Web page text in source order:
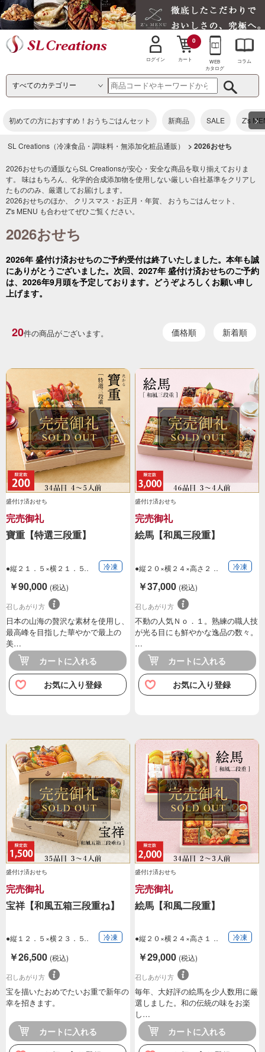
ログイン カート
0
WEB
カタログ
コラム
初めての方におすすめ！おうちごはんセット 新商品 SALE Z's >
SL Creations（冷凍食品・調味料・無添加化粧品通販） > 2026おせち
2026おせちの通販ならSL Creationsが安心・安全な商品を取り揃えておりま
す。 味はもちろん、化学的合成添加物を使用しない厳しい自社基準をクリアし
たもののみ、厳選してお届けします。
2026おせちのほか、 クリスマス・お正月・年賀、 おうちごはんセット 、
Z's MENU も合わせてぜひご覧ください。
2026おせち
2026年 盛付け済おせちのご予約受付は終了いたしました。本年も誠
にありがとうございました。次回、2027年 盛付け済おせちのご予約
は、2026年9月頭を予定しております。どうぞよろしくお願い申し
上げます。
20件の商品がございます。 価格順 新着順
盛付け済おせち
完売御礼
寶重【特選三段重】
●縦２１．５×横２１．５
冷凍
￥90,000 (税込)
召しあがり方
日本の山海の贅沢な素材を使用し、
最高峰を目指した華やかで最上の
美…
カートに入れる
お気に入り登録
盛付け済おせち
完売御礼
絵馬【和風三段重】
●縦２０×横２４×高さ２
冷凍
￥37,000 (税込)
召しあがり方
不動の人気Ｎｏ．１。熟練の職人技
が光る目にも鮮やかな逸品の数々。
…
カートに入れる
お気に入り登録
盛付け済おせち
完売御礼
宝祥【和風五箱三段重ね】
●縦１２．５×横２３．５
冷凍
￥26,500 (税込)
召しあがり方
宝を描いたおめでたいお重で新年の
幸を招きます。
カートに入れる
盛付け済おせち
完売御礼
絵馬【和風二段重】
●縦２０×横２４×高さ１
冷凍
￥29,000 (税込)
召しあがり方
毎年、大好評の絵馬を少人数用に厳
選しました。和の伝統の味をお楽
し…
カートに入れる